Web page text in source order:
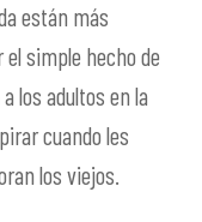
están más
simple hecho de
los adultos en la
cuando les
los viejos.